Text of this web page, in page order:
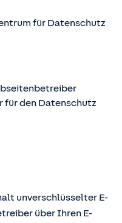
für Datenschutz
für den Datenschutz
unverschlüsselter E-
über Ihren E-